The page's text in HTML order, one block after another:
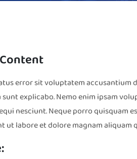
error sit voluptatem
explicabo. Nemo enim ipsam
nesciunt. Neque porro quisquam
ut labore et dolore magnam aliquam